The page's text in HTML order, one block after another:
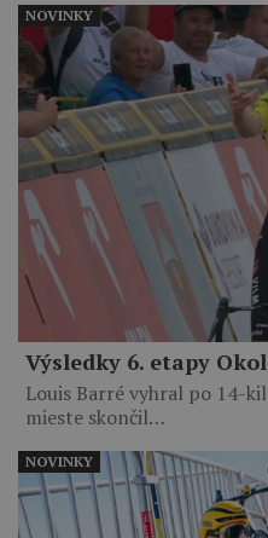
Výsledky 6. etapy
Louis Barré vyhral po 14-
mieste skončil…
NOVINKY
NOVINKY